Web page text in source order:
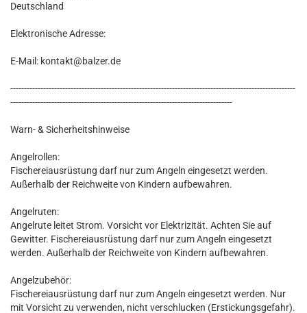
Deutschland
Elektronische Adresse:
E-Mail: kontakt@balzer.de
--------------------------------------------------------------------------------------------------------
---------------------------------------------------------------------------------
Warn- & Sicherheitshinweise
Angelrollen:
Fischereiausrüstung darf nur zum Angeln eingesetzt werden.
Außerhalb der Reichweite von Kindern aufbewahren.
Angelruten:
Angelrute leitet Strom. Vorsicht vor Elektrizität. Achten Sie auf
Gewitter. Fischereiausrüstung darf nur zum Angeln eingesetzt
werden. Außerhalb der Reichweite von Kindern aufbewahren.
Angelzubehör:
Fischereiausrüstung darf nur zum Angeln eingesetzt werden. Nur
mit Vorsicht zu verwenden, nicht verschlucken (Erstickungsgefahr).